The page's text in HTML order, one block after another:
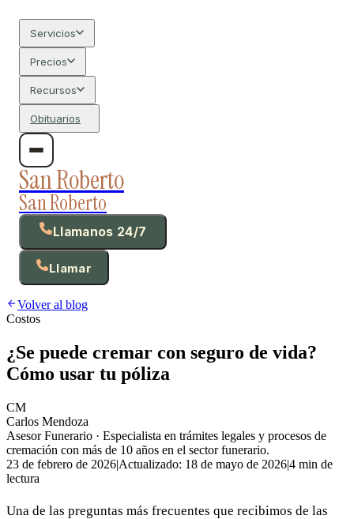
Servicios
Precios
Recursos
Obituarios
San Roberto
San Roberto
Llamanos 24/7
Llamar
Volver al blog
Costos
¿Se puede cremar con seguro de vida?
Cómo usar tu póliza
CM
Carlos Mendoza
Asesor Funerario · Especialista en trámites legales y procesos de
cremación con más de 10 años en el sector funerario.
23 de febrero de 2026|Actualizado: 18 de mayo de 2026|4 min de
lectura
Una de las preguntas más frecuentes que recibimos de las